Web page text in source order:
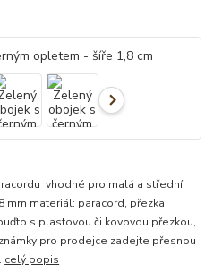
vhodné pro malá a střední
mm materiál: paracord, přezka,
s plastovou či kovovou přezkou,
pro prodejce zadejte přesnou
celý popis